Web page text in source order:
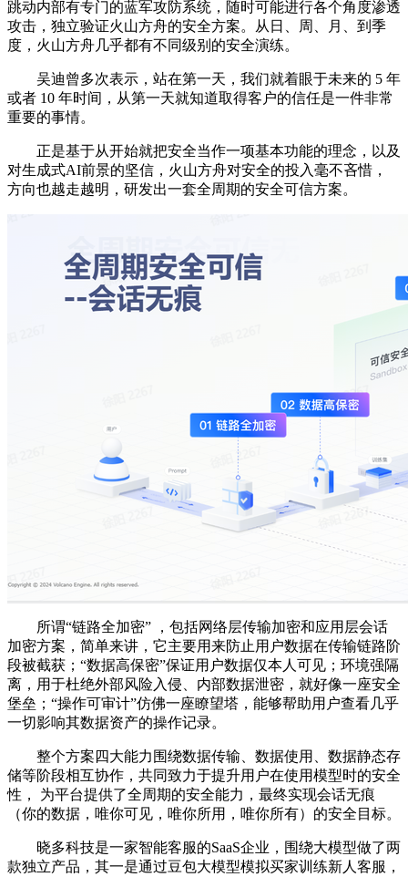
跳动内部有专门的蓝军攻防系统，随时可能进行各个角度渗透
攻击，独立验证火山方舟的安全方案。从日、周、月、到季
度，火山方舟几乎都有不同级别的安全演练。
吴迪曾多次表示，站在第一天，我们就着眼于未来的 5 年
或者 10 年时间，从第一天就知道取得客户的信任是一件非常
重要的事情。
正是基于从开始就把安全当作一项基本功能的理念，以及
对生成式AI前景的坚信，火山方舟对安全的投入毫不吝惜，
方向也越走越明，研发出一套全周期的安全可信方案。
所谓“链路全加密” ，包括网络层传输加密和应用层会话
加密方案，简单来讲，它主要用来防止用户数据在传输链路阶
段被截获；“数据高保密”保证用户数据仅本人可见；环境强隔
离，用于杜绝外部风险入侵、内部数据泄密，就好像一座安全
堡垒；“操作可审计”仿佛一座瞭望塔，能够帮助用户查看几乎
一切影响其数据资产的操作记录。
整个方案四大能力围绕数据传输、数据使用、数据静态存
储等阶段相互协作，共同致力于提升用户在使用模型时的安全
性， 为平台提供了全周期的安全能力，最终实现会话无痕
（你的数据，唯你可见，唯你所用，唯你所有）的安全目标。
晓多科技是一家智能客服的SaaS企业，围绕大模型做了两
款独立产品，其一是通过豆包大模型模拟买家训练新人客服，